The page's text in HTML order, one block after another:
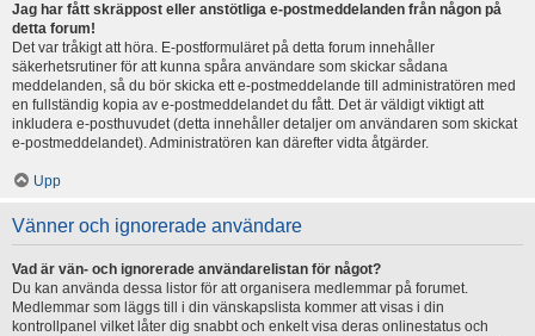
Jag har fått skräppost eller anstötliga e-postmeddelanden från någon på
detta forum!
Det var tråkigt att höra. E-postformuläret på detta forum innehåller
säkerhetsrutiner för att kunna spåra användare som skickar sådana
meddelanden, så du bör skicka ett e-postmeddelande till administratören med
en fullständig kopia av e-postmeddelandet du fått. Det är väldigt viktigt att
inkludera e-posthuvudet (detta innehåller detaljer om användaren som skickat
e-postmeddelandet). Administratören kan därefter vidta åtgärder.
Upp
Vänner och ignorerade användare
Vad är vän- och ignorerade användarelistan för något?
Du kan använda dessa listor för att organisera medlemmar på forumet.
Medlemmar som läggs till i din vänskapslista kommer att visas i din
kontrollpanel vilket låter dig snabbt och enkelt visa deras onlinestatus och